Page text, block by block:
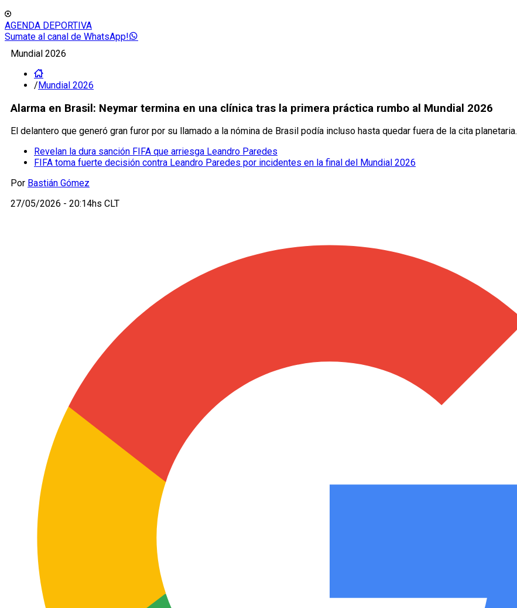
AGENDA DEPORTIVA
Sumate al canal de WhatsApp!
Mundial 2026
/Mundial 2026
Alarma en Brasil: Neymar termina en una clínica tras la primera práctica rumbo al Mundial 2026
El delantero que generó gran furor por su llamado a la nómina de Brasil podía incluso hasta quedar fuera de la cita planetaria.
Revelan la dura sanción FIFA que arriesga Leandro Paredes
FIFA toma fuerte decisión contra Leandro Paredes por incidentes en la final del Mundial 2026
Por Bastián Gómez
27/05/2026 - 20:14hs CLT